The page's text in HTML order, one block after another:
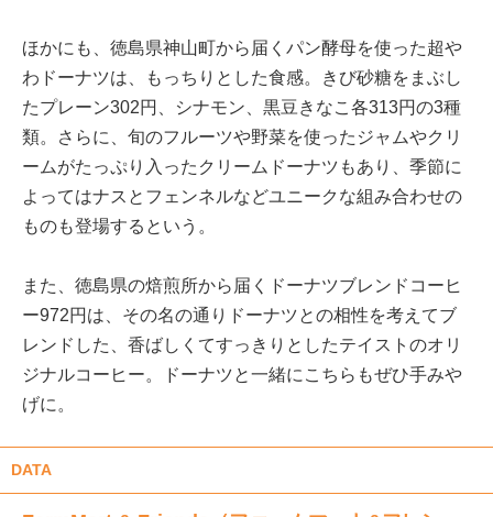
ほかにも、徳島県神山町から届くパン酵母を使った超や
わドーナツは、もっちりとした食感。きび砂糖をまぶし
たプレーン302円、シナモン、黒豆きなこ各313円の3種
類。さらに、旬のフルーツや野菜を使ったジャムやクリ
ームがたっぷり入ったクリームドーナツもあり、季節に
よってはナスとフェンネルなどユニークな組み合わせの
ものも登場するという。
また、徳島県の焙煎所から届くドーナツブレンドコーヒ
ー972円は、その名の通りドーナツとの相性を考えてブ
レンドした、香ばしくてすっきりとしたテイストのオリ
ジナルコーヒー。ドーナツと一緒にこちらもぜひ手みや
げに。
DATA